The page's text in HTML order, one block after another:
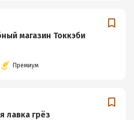
магазин Токкэби
Премиум
лавка грёз